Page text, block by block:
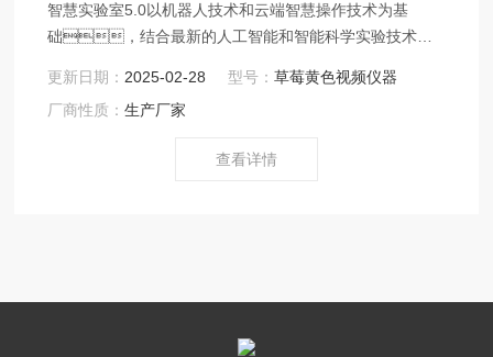
智慧实验室5.0以机器人技术和云端智慧操作技术为基
础，结合最新的人工智能和智能科学实验技术打
样、智能化分样 、智能化前处理、
智能化运输、智能化检测、智能化数据分
变，随意配置、符合标准检测要求。
更新日期： 2025-02-28 型号：草莓黄色视频仪器
厂商性质：生产厂家
查看详情